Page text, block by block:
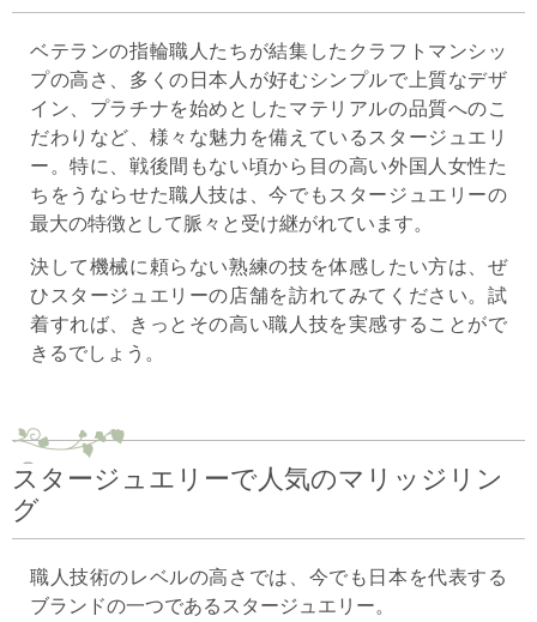
ベテランの指輪職人たちが結集したクラフトマンシッ
プの高さ、多くの日本人が好むシンプルで上質なデザ
イン、プラチナを始めとしたマテリアルの品質へのこ
だわりなど、様々な魅力を備えているスタージュエリ
ー。特に、戦後間もない頃から目の高い外国人女性た
ちをうならせた職人技は、今でもスタージュエリーの
最大の特徴として脈々と受け継がれています。
決して機械に頼らない熟練の技を体感したい方は、ぜ
ひスタージュエリーの店舗を訪れてみてください。試
着すれば、きっとその高い職人技を実感することがで
きるでしょう。
スタージュエリーで人気のマリッジリン
グ
職人技術のレベルの高さでは、今でも日本を代表する
ブランドの一つであるスタージュエリー。